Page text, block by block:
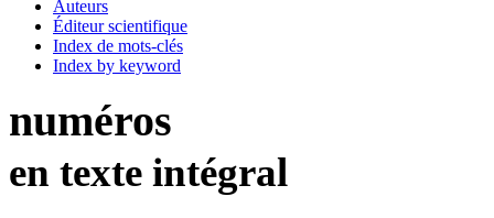
Auteurs
Éditeur scientifique
Index de mots-clés
Index by keyword
numéros
en texte intégral